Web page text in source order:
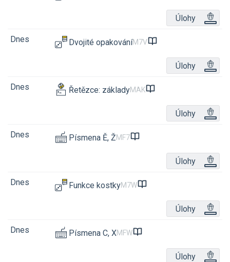
Úlohy
Dnes Dvojité opakováníM7V
Úlohy
Dnes Řetězce: základyMAK
Úlohy
Dnes Písmena Ě, ŽMF7
Úlohy
Dnes Funkce kostkyM7W
Úlohy
Dnes Písmena C, XMFW
Úlohy